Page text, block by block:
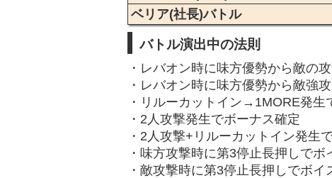
ベリア(社長)バトル
バトル演出中の法則
・レバオン時に味方優勢から敵の
・レバオン時に味方優勢から敵強
・リルーカットイン→1MORE発生
・2人攻撃発生でボーナス確定
・2人攻撃+リルーカットイン発生
・味方攻撃時に第3停止長押しで
・敵攻撃時に第3停止長押しでボ